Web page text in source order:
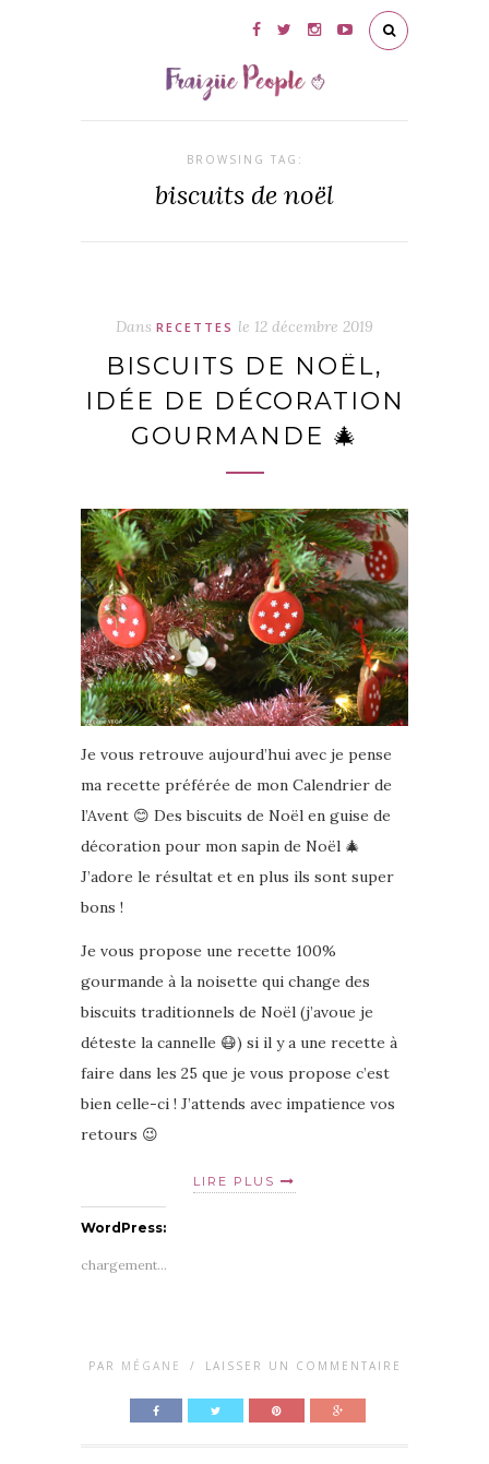
BROWSING TAG:
biscuits de noël
Dans RECETTES le 12 décembre 2019
BISCUITS DE NOËL,
IDÉE DE DÉCORATION
GOURMANDE 🎄
Je vous retrouve aujourd’hui avec je pense
ma recette préférée de mon Calendrier de
l’Avent 😊 Des biscuits de Noël en guise de
décoration pour mon sapin de Noël 🎄
J’adore le résultat et en plus ils sont super
bons !
Je vous propose une recette 100%
gourmande à la noisette qui change des
biscuits traditionnels de Noël (j’avoue je
déteste la cannelle 😷) si il y a une recette à
faire dans les 25 que je vous propose c’est
bien celle-ci ! J’attends avec impatience vos
retours 😉
LIRE PLUS
WordPress:
chargement…
PAR MÉGANE / LAISSER UN COMMENTAIRE